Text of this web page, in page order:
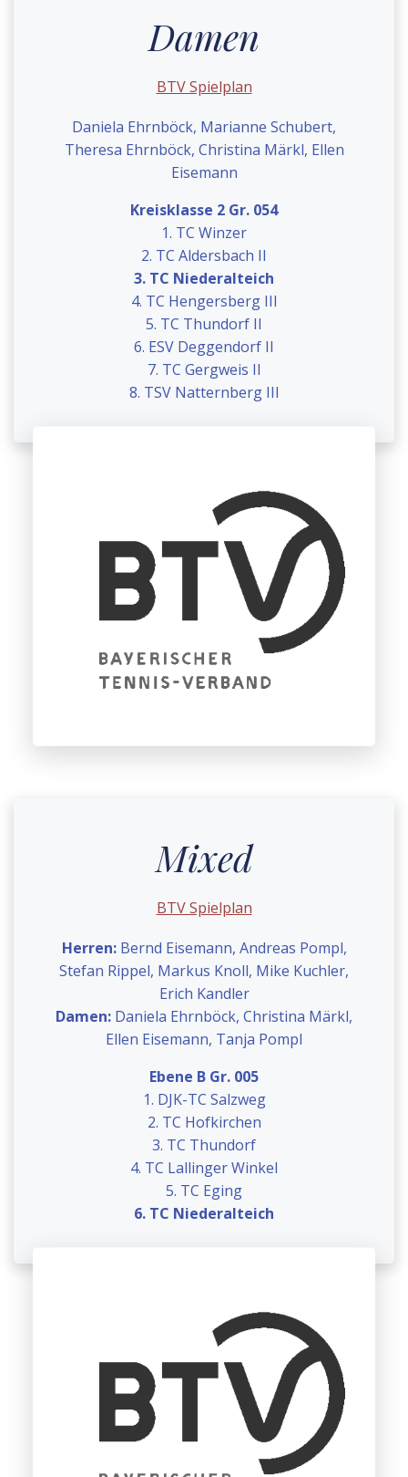
Damen
BTV Spielplan
Daniela Ehrnböck, Marianne Schubert,
Theresa Ehrnböck, Christina Märkl, Ellen
Eisemann
Kreisklasse 2 Gr. 054
1. TC Winzer
2. TC Aldersbach II
3. TC Niederalteich
4. TC Hengersberg III
5. TC Thundorf II
6. ESV Deggendorf II
7. TC Gergweis II
8. TSV Natternberg III
Mixed
BTV Spielplan
Herren:Bernd Eisemann, Andreas Pompl,
Stefan Rippel, Markus Knoll, Mike Kuchler,
Erich Kandler
Damen: Daniela Ehrnböck, Christina Märkl,
Ellen Eisemann, Tanja Pompl
Ebene B Gr. 005
1. DJK-TC Salzweg
2. TC Hofkirchen
3. TC Thundorf
4. TC Lallinger Winkel
5. TC Eging
6. TC Niederalteich